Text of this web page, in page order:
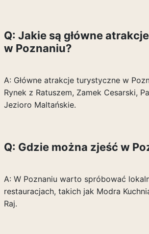
Q: Jakie są główne
w Poznaniu?
A: Główne atrakcje turystyczne w
Rynek z Ratuszem, Zamek Cesarski,
Jezioro Maltańskie.
Q: Gdzie można zjeść w
A: W Poznaniu warto spróbować
restauracjach, takich jak Modra
Raj.